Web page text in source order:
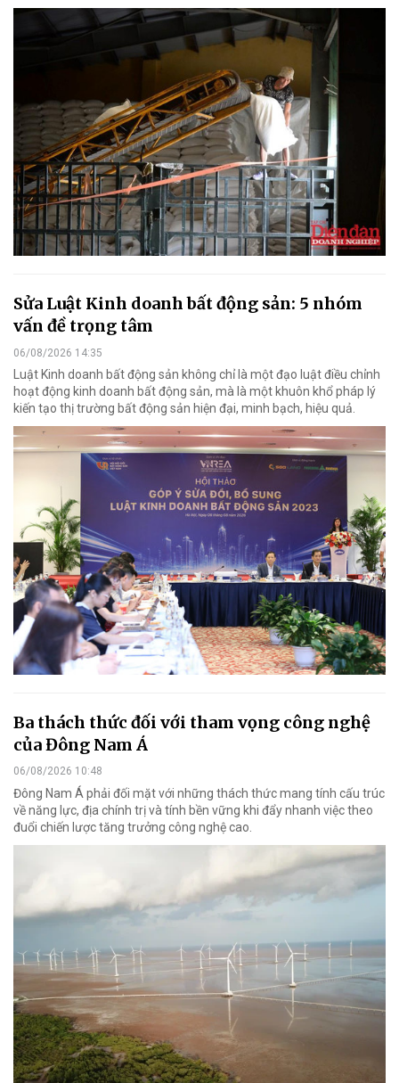
Sửa Luật Kinh doanh bất động sản: 5 nhóm
vấn đề trọng tâm
06/08/2026 14:35
Luật Kinh doanh bất động sản không chỉ là một đạo luật điều chỉnh
hoạt động kinh doanh bất động sản, mà là một khuôn khổ pháp lý
kiến tạo thị trường bất động sản hiện đại, minh bạch, hiệu quả.
Ba thách thức đối với tham vọng công nghệ
của Đông Nam Á
06/08/2026 10:48
Đông Nam Á phải đối mặt với những thách thức mang tính cấu trúc
về năng lực, địa chính trị và tính bền vững khi đẩy nhanh việc theo
đuổi chiến lược tăng trưởng công nghệ cao.